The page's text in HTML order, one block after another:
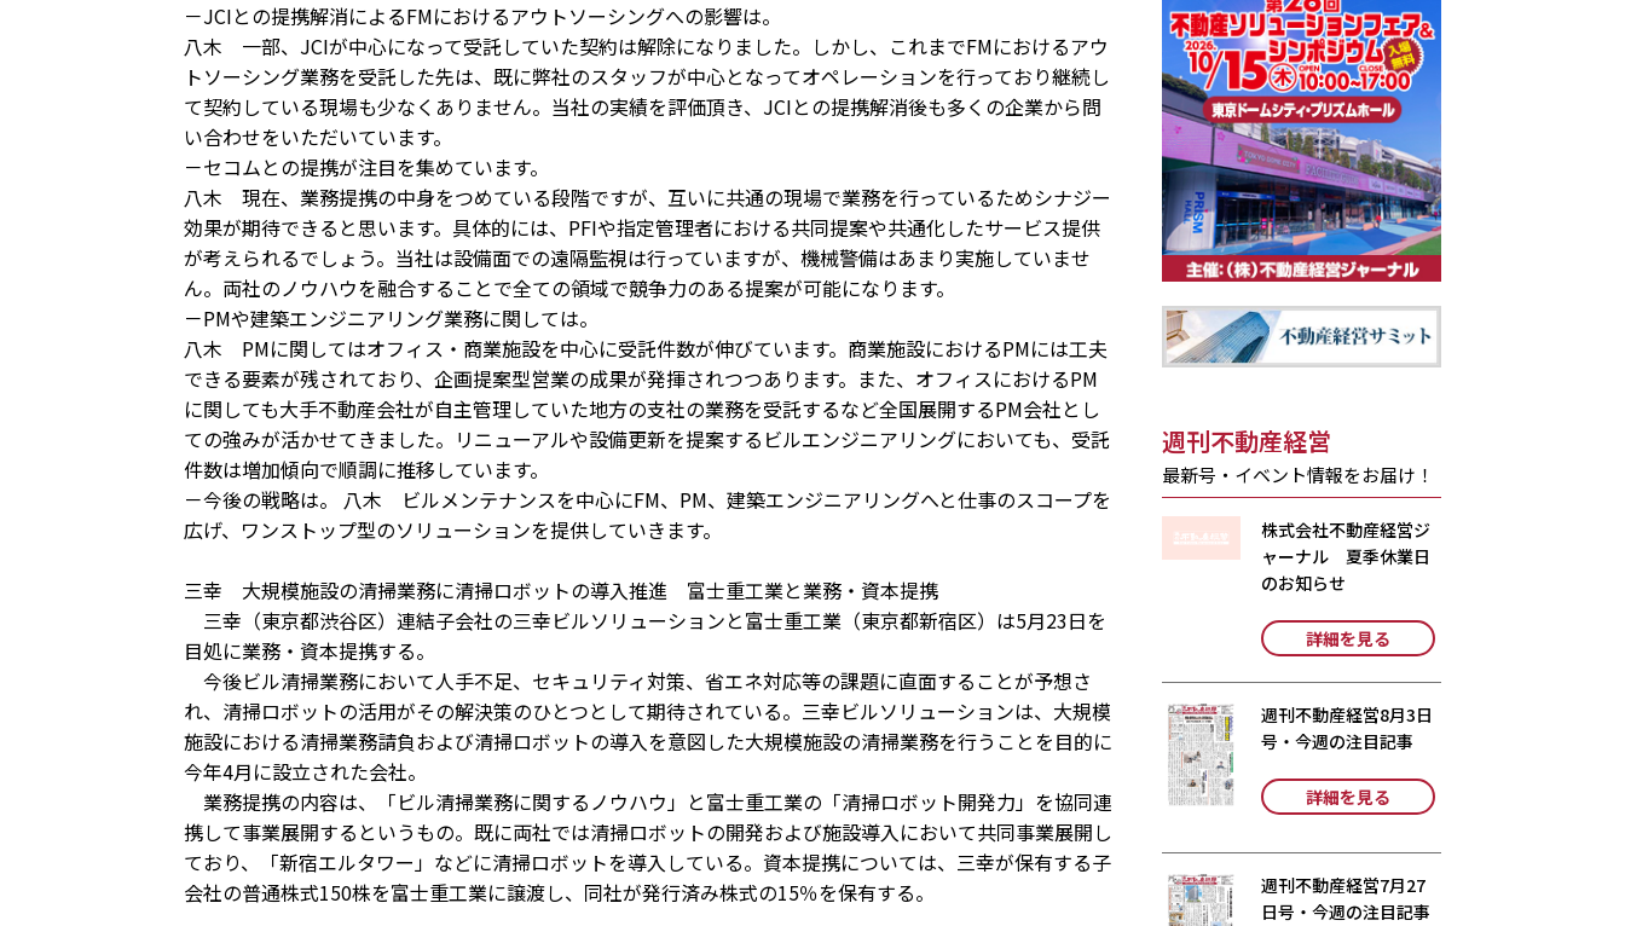
－JCIとの提携解消によるFMにおけるアウトソーシングへの影響は。
八木 一部、JCIが中心になって受託していた契約は解除になりました。しかし、これまでFMにおけるアウ
トソーシング業務を受託した先は、既に弊社のスタッフが中心となってオペレーションを行っており継続し
て契約している現場も少なくありません。当社の実績を評価頂き、JCIとの提携解消後も多くの企業から問
い合わせをいただいています。
－セコムとの提携が注目を集めています。
八木 現在、業務提携の中身をつめている段階ですが、互いに共通の現場で業務を行っているためシナジー
効果が期待できると思います。具体的には、PFIや指定管理者における共同提案や共通化したサービス提供
が考えられるでしょう。当社は設備面での遠隔監視は行っていますが、機械警備はあまり実施していませ
ん。両社のノウハウを融合することで全ての領域で競争力のある提案が可能になります。
－PMや建築エンジニアリング業務に関しては。
八木 PMに関してはオフィス・商業施設を中心に受託件数が伸びています。商業施設におけるPMには工夫
できる要素が残されており、企画提案型営業の成果が発揮されつつあります。また、オフィスにおけるPM
に関しても大手不動産会社が自主管理していた地方の支社の業務を受託するなど全国展開するPM会社とし
ての強みが活かせてきました。リニューアルや設備更新を提案するビルエンジニアリングにおいても、受託
件数は増加傾向で順調に推移しています。
－今後の戦略は。 八木 ビルメンテナンスを中心にFM、PM、建築エンジニアリングへと仕事のスコープを
広げ、ワンストップ型のソリューションを提供していきます。
三幸 大規模施設の清掃業務に清掃ロボットの導入推進 富士重工業と業務・資本提携
三幸（東京都渋谷区）連結子会社の三幸ビルソリューションと富士重工業（東京都新宿区）は5月23日を
目処に業務・資本提携する。
今後ビル清掃業務において人手不足、セキュリティ対策、省エネ対応等の課題に直面することが予想さ
れ、清掃ロボットの活用がその解決策のひとつとして期待されている。三幸ビルソリューションは、大規模
施設における清掃業務請負および清掃ロボットの導入を意図した大規模施設の清掃業務を行うことを目的に
今年4月に設立された会社。
業務提携の内容は、「ビル清掃業務に関するノウハウ」と富士重工業の「清掃ロボット開発力」を協同連
携して事業展開するというもの。既に両社では清掃ロボットの開発および施設導入において共同事業展開し
ており、「新宿エルタワー」などに清掃ロボットを導入している。資本提携については、三幸が保有する子
会社の普通株式150株を富士重工業に譲渡し、同社が発行済み株式の15％を保有する。
週刊不動産経営
最新号・イベント情報をお届け！
株式会社不動産経営ジ
ャーナル 夏季休業日
のお知らせ
詳細を見る
週刊不動産経営8月3日
号・今週の注目記事
詳細を見る
週刊不動産経営7月27
日号・今週の注目記事